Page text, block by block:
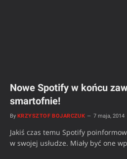
Nowe Spotify w końcu
smartofnie!
By KRZYSZTOF BOJARCZUK 7 maja, 2014
Jakiś czas temu Spotify
w swojej usłudze. Miały być one